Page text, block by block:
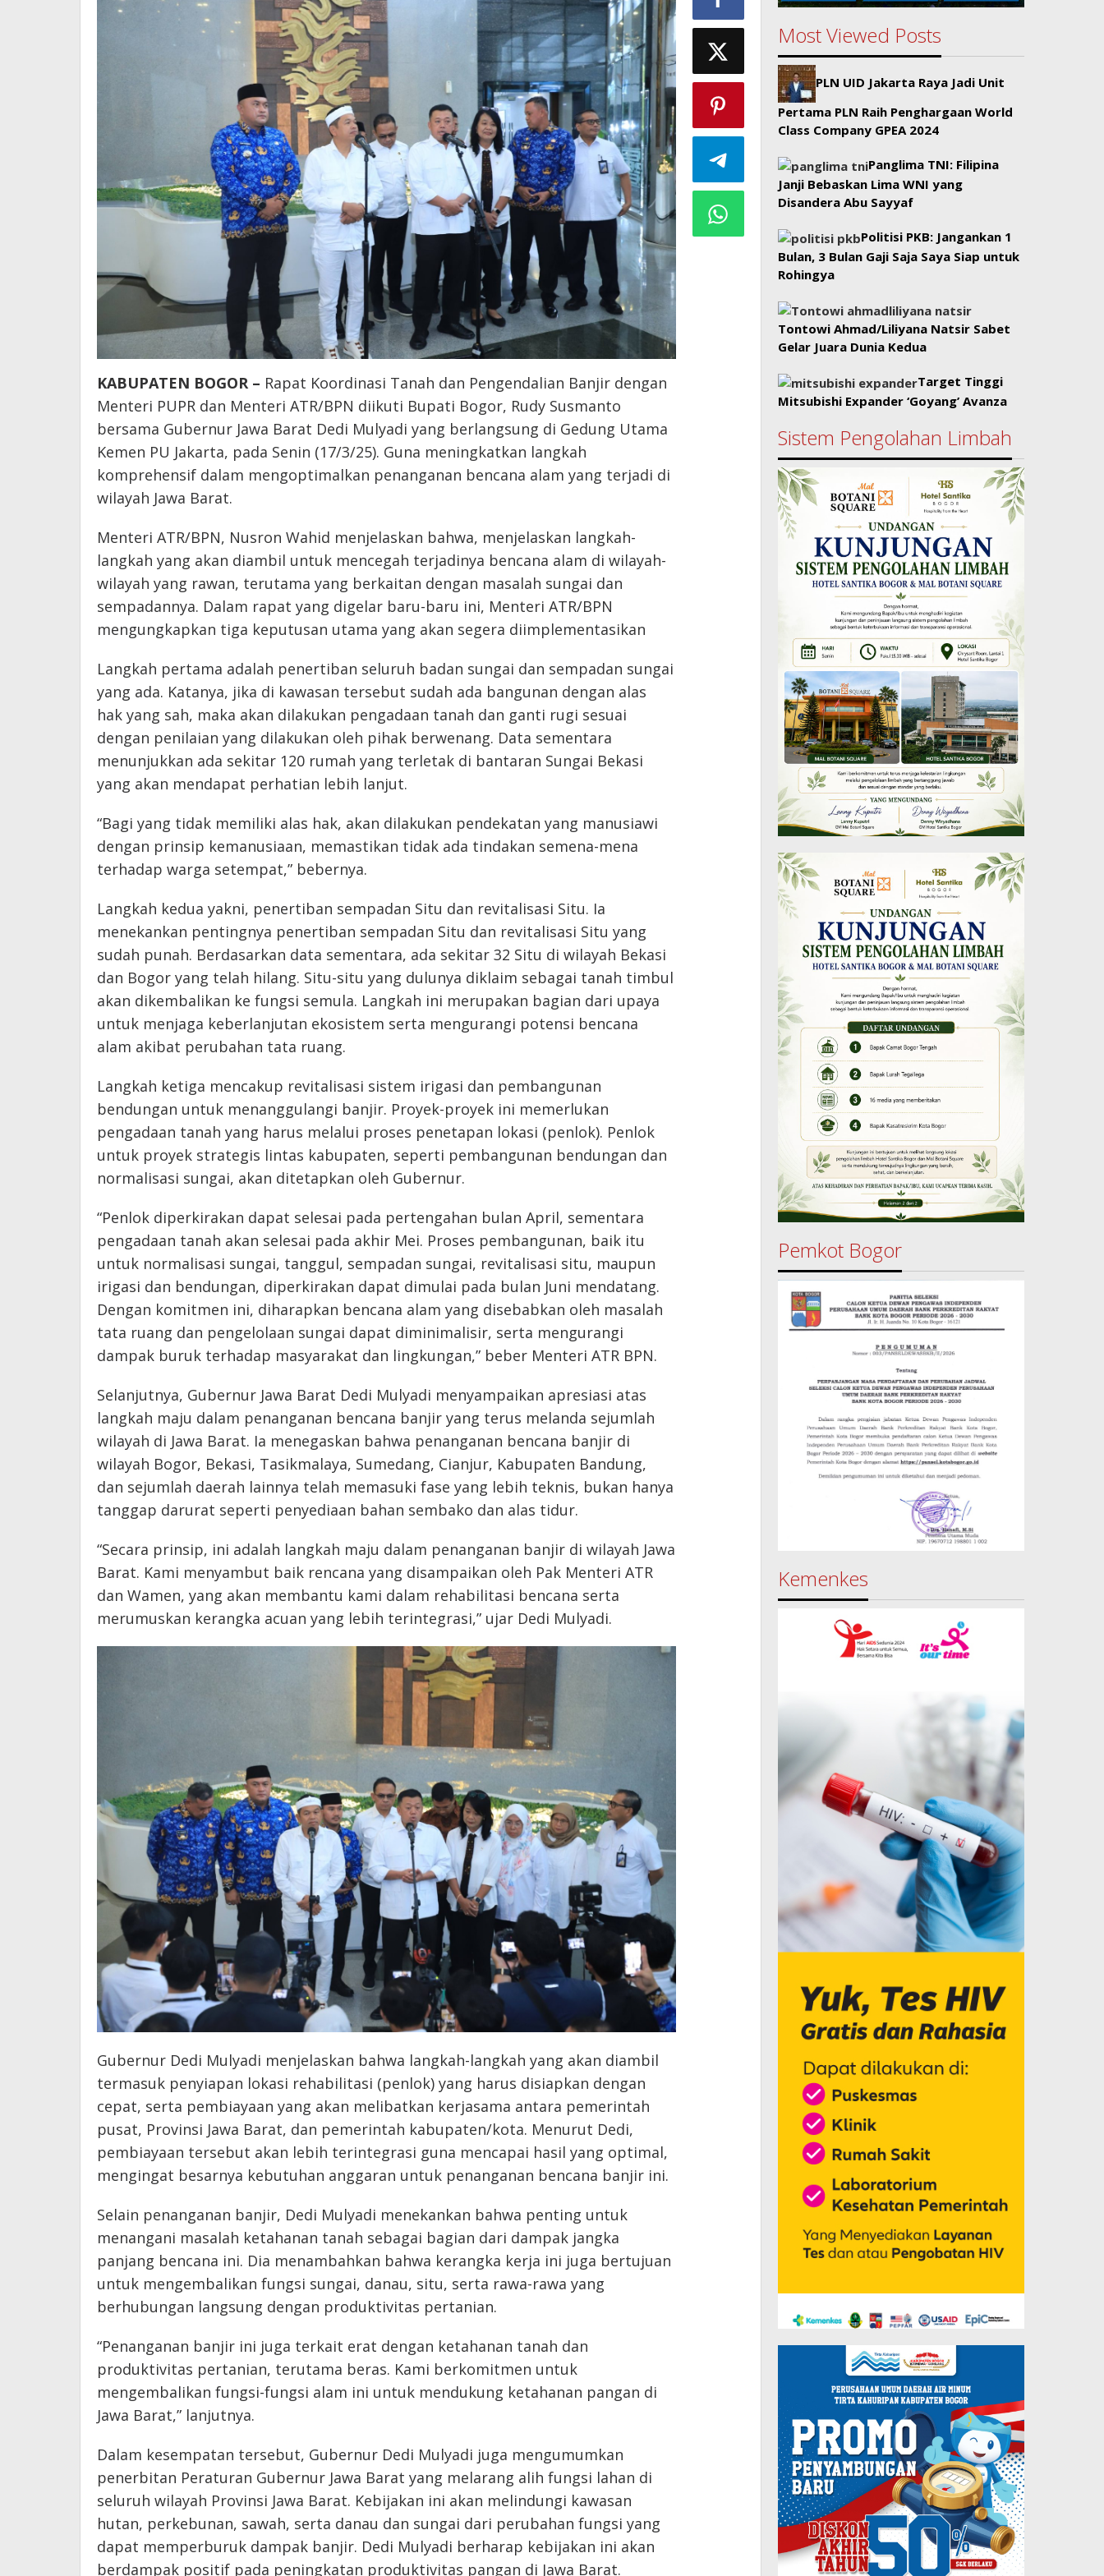
KABUPATEN BOGOR – Rapat Koordinasi Tanah dan Pengendalian Banjir dengan
Menteri PUPR dan Menteri ATR/BPN diikuti Bupati Bogor, Rudy Susmanto
bersama Gubernur Jawa Barat Dedi Mulyadi yang berlangsung di Gedung Utama
Kemen PU Jakarta, pada Senin (17/3/25). Guna meningkatkan langkah
komprehensif dalam mengoptimalkan penanganan bencana alam yang terjadi di
wilayah Jawa Barat.
Menteri ATR/BPN, Nusron Wahid menjelaskan bahwa, menjelaskan langkah-
langkah yang akan diambil untuk mencegah terjadinya bencana alam di wilayah-
wilayah yang rawan, terutama yang berkaitan dengan masalah sungai dan
sempadannya. Dalam rapat yang digelar baru-baru ini, Menteri ATR/BPN
mengungkapkan tiga keputusan utama yang akan segera diimplementasikan
Langkah pertama adalah penertiban seluruh badan sungai dan sempadan sungai
yang ada. Katanya, jika di kawasan tersebut sudah ada bangunan dengan alas
hak yang sah, maka akan dilakukan pengadaan tanah dan ganti rugi sesuai
dengan penilaian yang dilakukan oleh pihak berwenang. Data sementara
menunjukkan ada sekitar 120 rumah yang terletak di bantaran Sungai Bekasi
yang akan mendapat perhatian lebih lanjut.
“Bagi yang tidak memiliki alas hak, akan dilakukan pendekatan yang manusiawi
dengan prinsip kemanusiaan, memastikan tidak ada tindakan semena-mena
terhadap warga setempat,” bebernya.
Langkah kedua yakni, penertiban sempadan Situ dan revitalisasi Situ. Ia
menekankan pentingnya penertiban sempadan Situ dan revitalisasi Situ yang
sudah punah. Berdasarkan data sementara, ada sekitar 32 Situ di wilayah Bekasi
dan Bogor yang telah hilang. Situ-situ yang dulunya diklaim sebagai tanah timbul
akan dikembalikan ke fungsi semula. Langkah ini merupakan bagian dari upaya
untuk menjaga keberlanjutan ekosistem serta mengurangi potensi bencana
alam akibat perubahan tata ruang.
Langkah ketiga mencakup revitalisasi sistem irigasi dan pembangunan
bendungan untuk menanggulangi banjir. Proyek-proyek ini memerlukan
pengadaan tanah yang harus melalui proses penetapan lokasi (penlok). Penlok
untuk proyek strategis lintas kabupaten, seperti pembangunan bendungan dan
normalisasi sungai, akan ditetapkan oleh Gubernur.
“Penlok diperkirakan dapat selesai pada pertengahan bulan April, sementara
pengadaan tanah akan selesai pada akhir Mei. Proses pembangunan, baik itu
untuk normalisasi sungai, tanggul, sempadan sungai, revitalisasi situ, maupun
irigasi dan bendungan, diperkirakan dapat dimulai pada bulan Juni mendatang.
Dengan komitmen ini, diharapkan bencana alam yang disebabkan oleh masalah
tata ruang dan pengelolaan sungai dapat diminimalisir, serta mengurangi
dampak buruk terhadap masyarakat dan lingkungan,” beber Menteri ATR BPN.
Selanjutnya, Gubernur Jawa Barat Dedi Mulyadi menyampaikan apresiasi atas
langkah maju dalam penanganan bencana banjir yang terus melanda sejumlah
wilayah di Jawa Barat. Ia menegaskan bahwa penanganan bencana banjir di
wilayah Bogor, Bekasi, Tasikmalaya, Sumedang, Cianjur, Kabupaten Bandung,
dan sejumlah daerah lainnya telah memasuki fase yang lebih teknis, bukan hanya
tanggap darurat seperti penyediaan bahan sembako dan alas tidur.
“Secara prinsip, ini adalah langkah maju dalam penanganan banjir di wilayah Jawa
Barat. Kami menyambut baik rencana yang disampaikan oleh Pak Menteri ATR
dan Wamen, yang akan membantu kami dalam rehabilitasi bencana serta
merumuskan kerangka acuan yang lebih terintegrasi,” ujar Dedi Mulyadi.
Gubernur Dedi Mulyadi menjelaskan bahwa langkah-langkah yang akan diambil
termasuk penyiapan lokasi rehabilitasi (penlok) yang harus disiapkan dengan
cepat, serta pembiayaan yang akan melibatkan kerjasama antara pemerintah
pusat, Provinsi Jawa Barat, dan pemerintah kabupaten/kota. Menurut Dedi,
pembiayaan tersebut akan lebih terintegrasi guna mencapai hasil yang optimal,
mengingat besarnya kebutuhan anggaran untuk penanganan bencana banjir ini.
Selain penanganan banjir, Dedi Mulyadi menekankan bahwa penting untuk
menangani masalah ketahanan tanah sebagai bagian dari dampak jangka
panjang bencana ini. Dia menambahkan bahwa kerangka kerja ini juga bertujuan
untuk mengembalikan fungsi sungai, danau, situ, serta rawa-rawa yang
berhubungan langsung dengan produktivitas pertanian.
“Penanganan banjir ini juga terkait erat dengan ketahanan tanah dan
produktivitas pertanian, terutama beras. Kami berkomitmen untuk
mengembalikan fungsi-fungsi alam ini untuk mendukung ketahanan pangan di
Jawa Barat,” lanjutnya.
Dalam kesempatan tersebut, Gubernur Dedi Mulyadi juga mengumumkan
penerbitan Peraturan Gubernur Jawa Barat yang melarang alih fungsi lahan di
seluruh wilayah Provinsi Jawa Barat. Kebijakan ini akan melindungi kawasan
hutan, perkebunan, sawah, serta danau dan sungai dari perubahan fungsi yang
dapat memperburuk dampak banjir. Dedi Mulyadi berharap kebijakan ini akan
berdampak positif pada peningkatan produktivitas pangan di Jawa Barat.
Most Viewed Posts
PLN UID Jakarta Raya Jadi Unit
Pertama PLN Raih Penghargaan World
Class Company GPEA 2024
Panglima TNI: Filipina
Janji Bebaskan Lima WNI yang
Disandera Abu Sayyaf
Politisi PKB: Jangankan 1
Bulan, 3 Bulan Gaji Saja Saya Siap untuk
Rohingya
Tontowi Ahmad/Liliyana Natsir Sabet
Gelar Juara Dunia Kedua
Target Tinggi
Mitsubishi Expander ‘Goyang’ Avanza
Sistem Pengolahan Limbah
Pemkot Bogor
Kemenkes